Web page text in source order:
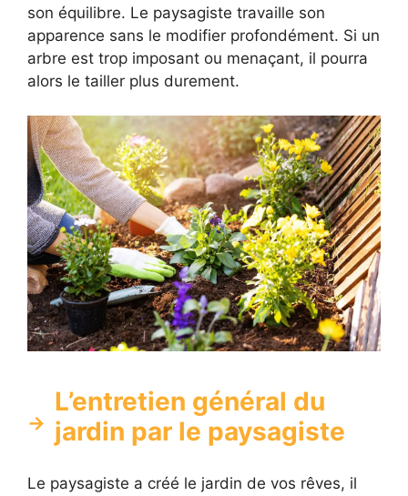
son équilibre. Le paysagiste travaille son
apparence sans le modifier profondément. Si un
arbre est trop imposant ou menaçant, il pourra
alors le tailler plus durement.
L’entretien général du
jardin par le paysagiste
Le paysagiste a créé le jardin de vos rêves, il